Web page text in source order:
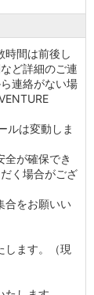
時間は前後し
ど詳細のご連
連絡がない場
ルは変動しま
全が確保でき
く場合がござ
合をお願いい
します。（現